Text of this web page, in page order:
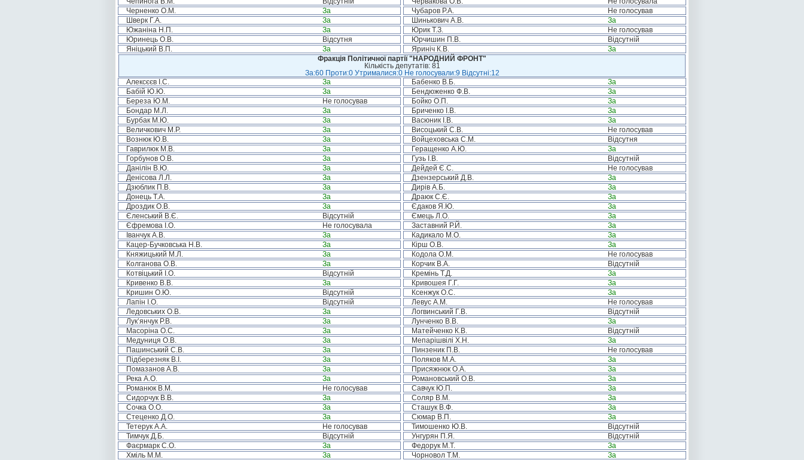
Черненко О.М.
За Чубаров Р.А.
Не голосував
Шверк Г.А.
За Шинькович А.В.
За
Южаніна Н.П.
За Юрик Т.З.
Не голосував
Юринець О.В.
Відсутня Юрчишин П.В.
Відсутній
Яніцький В.П.
За Яриніч К.В.
За
Фракція Політичної партії "НАРОДНИЙ ФРОНТ"
Кількість депутатів: 81
За:60 Проти:0 Утрималися:0 Не голосували:9 Відсутні:12
Алексєєв І.С.
За Бабенко В.Б.
За
Бабій Ю.Ю.
За Бендюженко Ф.В.
За
Береза Ю.М.
Не голосував Бойко О.П.
За
Бондар М.Л.
За Бриченко І.В.
За
Бурбак М.Ю.
За Васюник І.В.
За
Величкович М.Р.
За Висоцький С.В.
Не голосував
Вознюк Ю.В.
За Войцеховська С.М.
Відсутня
Гаврилюк М.В.
За Геращенко А.Ю.
За
Горбунов О.В.
За Гузь І.В.
Відсутній
Данілін В.Ю.
За Дейдей Є.С.
Не голосував
Денісова Л.Л.
За Дзензерський Д.В.
За
Дзюблик П.В.
За Дирів А.Б.
За
Донець Т.А.
За Драюк С.Є.
За
Дроздик О.В.
За Єдаков Я.Ю.
За
Єленський В.Є.
Відсутній Ємець Л.О.
За
Єфремова І.О.
Не голосувала Заставний Р.Й.
За
Іванчук А.В.
За Кадикало М.О.
За
Кацер-Бучковська Н.В.
За Кірш О.В.
За
Княжицький М.Л.
За Кодола О.М.
Не голосував
Колганова О.В.
За Корчик В.А.
Відсутній
Котвіцький І.О.
Відсутній Кремінь Т.Д.
За
Кривенко В.В.
За Кривошея Г.Г.
За
Кришин О.Ю.
Відсутній Ксенжук О.С.
За
Лапін І.О.
Відсутній Левус А.М.
Не голосував
Ледовських О.В.
За Логвинський Г.В.
Відсутній
Лук’янчук Р.В.
За Лунченко В.В.
За
Масоріна О.С.
За Матейченко К.В.
Відсутній
Медуниця О.В.
За Мепарішвілі Х.Н.
За
Пашинський С.В.
За Пинзеник П.В.
Не голосував
Підберезняк В.І.
За Поляков М.А.
За
Помазанов А.В.
За Присяжнюк О.А.
За
Река А.О.
За Романовський О.В.
За
Романюк В.М.
Не голосував Савчук Ю.П.
За
Сидорчук В.В.
За Соляр В.М.
За
Сочка О.О.
За Сташук В.Ф.
За
Стеценко Д.О.
За Сюмар В.П.
За
Тетерук А.А.
Не голосував Тимошенко Ю.В.
Відсутній
Тимчук Д.Б.
Відсутній Унгурян П.Я.
Відсутній
Фаєрмарк С.О.
За Федорук М.Т.
За
Хміль М.М.
За Чорновол Т.М.
За